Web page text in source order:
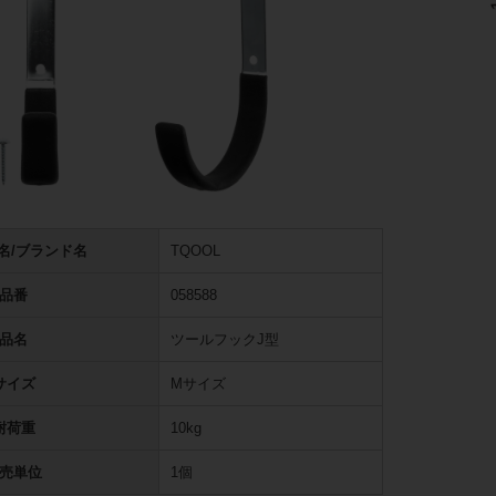
/ブランド名 TQOOL
品番 058588
品名 ツールフックJ型
イズ Mサイズ
荷重 10kg
単位 1個